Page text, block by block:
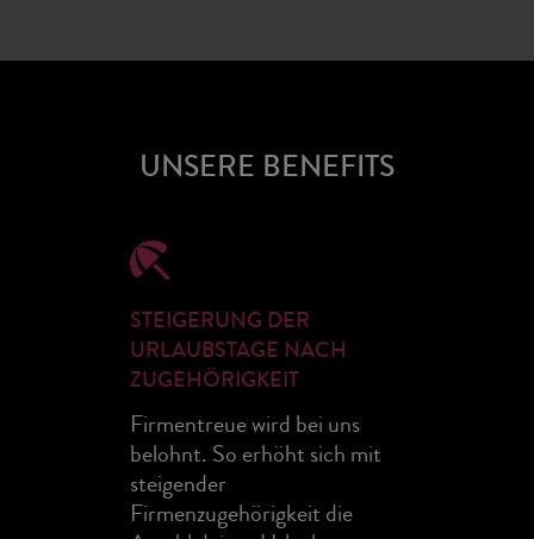
UNSERE BENEFITS
STEIGERUNG DER
URLAUBSTAGE NACH
ZUGEHÖRIGKEIT
Firmentreue wird bei uns
belohnt. So erhöht sich mit
steigender
Firmenzugehörigkeit die